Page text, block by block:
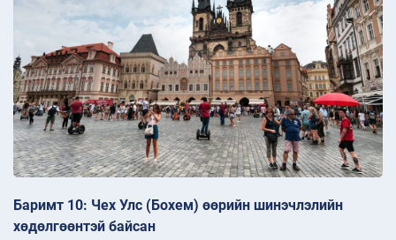
Баримт 10: Чех Улс (Бохем) өөрийн шинэчлэлийн
хөдөлгөөнтэй байсан